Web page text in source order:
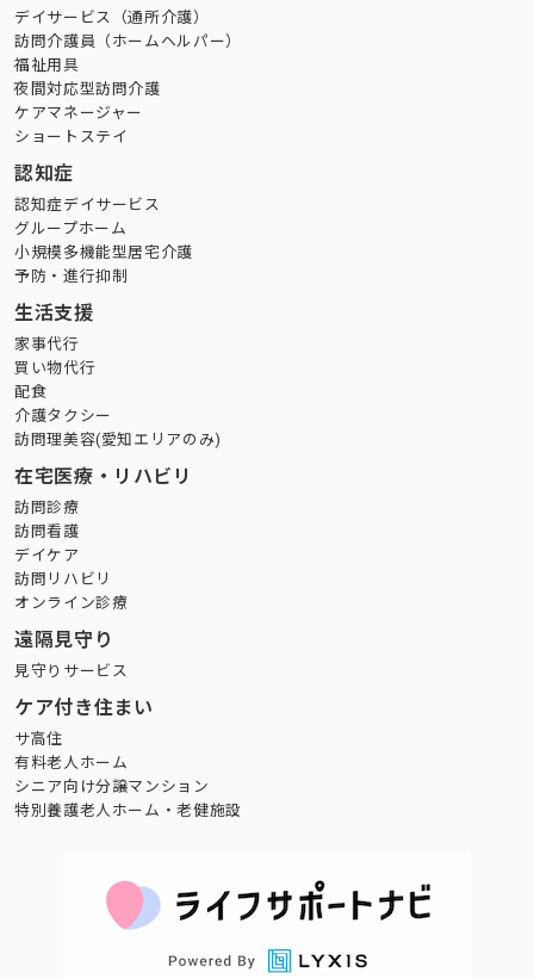
デイサービス（通所介護）
訪問介護員（ホームヘルパー）
福祉用具
夜間対応型訪問介護
ケアマネージャー
ショートステイ
認知症
認知症デイサービス
グループホーム
小規模多機能型居宅介護
予防・進行抑制
生活支援
家事代行
買い物代行
配食
介護タクシー
訪問理美容(愛知エリアのみ)
在宅医療・リハビリ
訪問診療
訪問看護
デイケア
訪問リハビリ
オンライン診療
遠隔見守り
見守りサービス
ケア付き住まい
サ高住
有料老人ホーム
シニア向け分譲マンション
特別養護老人ホーム・老健施設